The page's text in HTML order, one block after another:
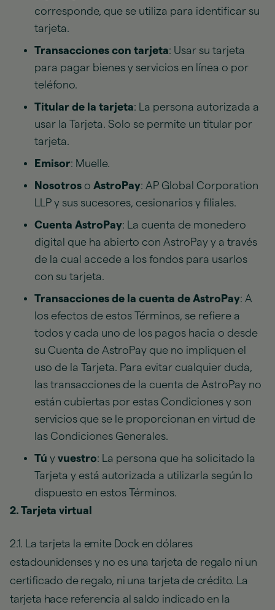
corresponde, que se utiliza para identificar su
tarjeta.
Transacciones con tarjeta: Usar su tarjeta
para pagar bienes y servicios en línea o por
teléfono.
Titular de la tarjeta: La persona autorizada a
usar la Tarjeta. Solo se permite un titular por
tarjeta.
Emisor: Muelle.
Nosotros o AstroPay: AP Global Corporation
LLP y sus sucesores, cesionarios y filiales.
Cuenta AstroPay: La cuenta de monedero
digital que ha abierto con AstroPay y a través
de la cual accede a los fondos para usarlos
con su tarjeta.
Transacciones de la cuenta de AstroPay: A
los efectos de estos Términos, se refiere a
todos y cada uno de los pagos hacia o desde
su Cuenta de AstroPay que no impliquen el
uso de la Tarjeta. Para evitar cualquier duda,
las transacciones de la cuenta de AstroPay no
están cubiertas por estas Condiciones y son
servicios que se le proporcionan en virtud de
las Condiciones Generales.
Tú y vuestro: La persona que ha solicitado la
Tarjeta y está autorizada a utilizarla según lo
dispuesto en estos Términos.
2. Tarjeta virtual
2.1. La tarjeta la emite Dock en dólares
estadounidenses y no es una tarjeta de regalo ni un
certificado de regalo, ni una tarjeta de crédito. La
tarjeta hace referencia al saldo indicado en la